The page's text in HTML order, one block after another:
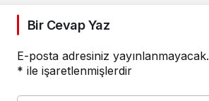
Bir Cevap Yaz
E-posta adresiniz yayınlanmayacak.
* ile işaretlenmişlerdir